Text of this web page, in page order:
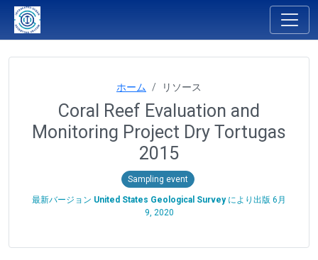
ホーム リソース
Coral Reef Evaluation and
Monitoring Project Dry Tortugas
2015
Sampling event
最新バージョン United States Geological Surveyにより出版 6月
9, 2020